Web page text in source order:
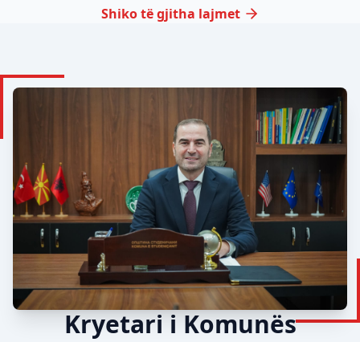
Shiko të gjitha lajmet
Kryetari i Komunës